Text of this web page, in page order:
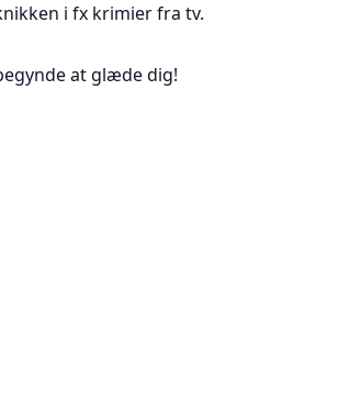
i fx krimier fra tv.
at glæde dig!